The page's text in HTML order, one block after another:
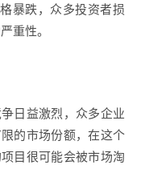
暴跌，众多投资者损
重性。
日益激烈，众多企业
的市场份额，在这个
目很可能会被市场淘